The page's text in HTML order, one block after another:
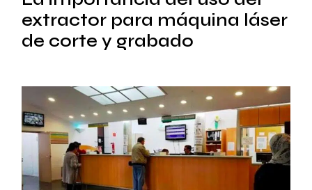
extractor para máquina láser
de corte y grabado